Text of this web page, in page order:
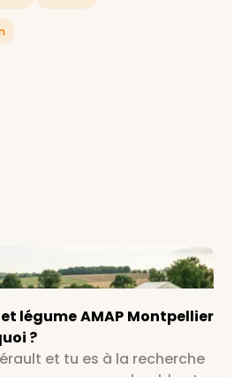
juin !
légume AMAP Montpellier
?
légume AMAP Montpellier
?
et tu es à la recherche